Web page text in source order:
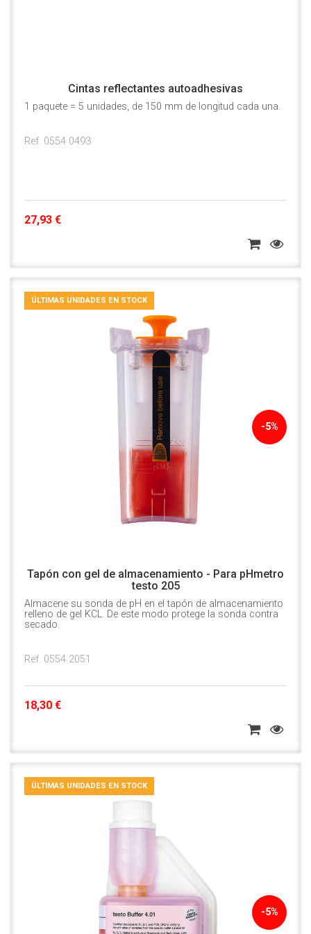
Cintas reflectantes autoadhesivas
1 paquete = 5 unidades, de 150 mm de longitud cada una.
Ref. 0554 0493
27,93 €
-5%
ÚLTIMAS UNIDADES EN STOCK
Tapón con gel de almacenamiento - Para pHmetro
testo 205
Almacene su sonda de pH en el tapón de almacenamiento
relleno de gel KCL. De este modo protege la sonda contra
secado.
Ref. 0554 2051
18,30 €
-5%
ÚLTIMAS UNIDADES EN STOCK